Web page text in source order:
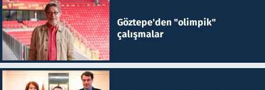
Göztepe'den "olimpik"
çalışmalar